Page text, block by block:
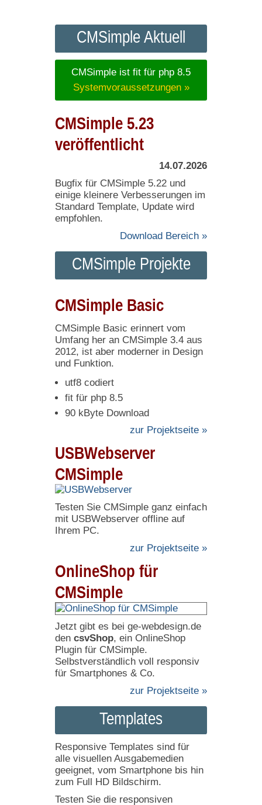
CMSimple Aktuell
CMSimple ist fit für php 8.5
Systemvoraussetzungen »
CMSimple 5.23
veröffentlicht
14.07.2026
Bugfix für CMSimple 5.22 und
einige kleinere Verbesserungen im
Standard Template, Update wird
empfohlen.
Download Bereich »
CMSimple Projekte
CMSimple Basic
CMSimple Basic erinnert vom
Umfang her an CMSimple 3.4 aus
2012, ist aber moderner in Design
und Funktion.
utf8 codiert
fit für php 8.5
90 kByte Download
zur Projektseite »
USBWebserver
CMSimple
Testen Sie CMSimple ganz einfach
mit USBWebserver offline auf
Ihrem PC.
zur Projektseite »
OnlineShop für
CMSimple
Jetzt gibt es bei ge-webdesign.de
den csvShop, ein OnlineShop
Plugin für CMSimple.
Selbstverständlich voll responsiv
für Smartphones & Co.
zur Projektseite »
Templates
Responsive Templates sind für
alle visuellen Ausgabemedien
geeignet, vom Smartphone bis hin
zum Full HD Bildschirm.
Testen Sie die responsiven